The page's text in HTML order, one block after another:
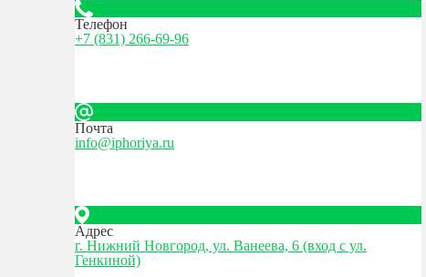
Телефон
+7 (831) 266-69-96
Почта
info@iphoriya.ru
Адрес
г. Нижний Новгород, ул. Ванеева, 6 (вход с ул.
Генкиной)